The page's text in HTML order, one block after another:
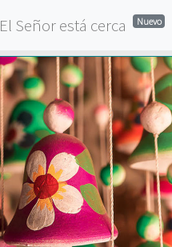
El Señor está cerca Nuevo